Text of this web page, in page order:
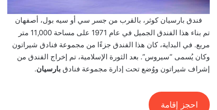
فندق بارسيان كوثر، بالقرب من جسر سي أو سيه بول، أصفهان
تم بناء هذا الفندق الجميل في عام 1971 على مساحة 11,000 متر
مربع. في البداية، كان هذا الفندق جزءًا من مجموعة فنادق شيراتون
وكان يُسمى “سيروس”. بعد الثورة الإسلامية، تم إخراج الفندق من
إشراف شيراتون ووُضع تحت إدارة مجموعة فنادق بارسيان.
احجز إقامة